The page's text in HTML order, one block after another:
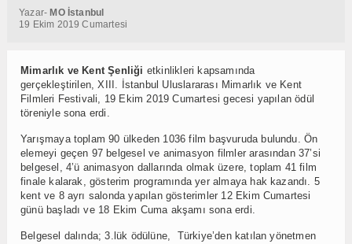
Yazar- MO İstanbul
19 Ekim 2019 Cumartesi
Mimarlık ve Kent Şenliği etkinlikleri kapsamında
gerçekleştirilen, XIII. İstanbul Uluslararası Mimarlık ve Kent
Filmleri Festivali, 19 Ekim 2019 Cumartesi gecesi yapılan ödül
töreniyle sona erdi.
Yarışmaya toplam 90 ülkeden 1036 film başvuruda bulundu. Ön
elemeyi geçen 97 belgesel ve animasyon filmler arasından 37’si
belgesel, 4’ü animasyon dallarında olmak üzere, toplam 41 film
finale kalarak, gösterim programında yer almaya hak kazandı. 5
kent ve 8 ayrı salonda yapılan gösterimler 12 Ekim Cumartesi
günü başladı ve 18 Ekim Cuma akşamı sona erdi.
Belgesel dalında; 3.lük ödülüne, Türkiye’den katılan yönetmen